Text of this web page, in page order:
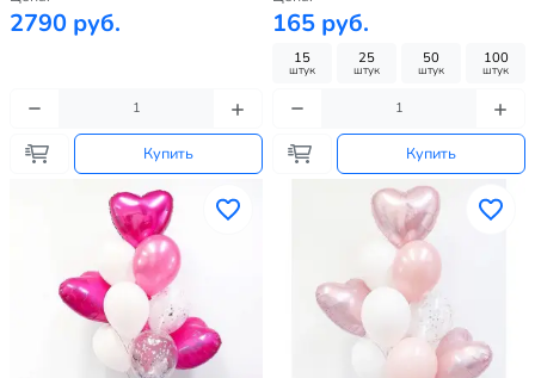
2790 руб.
Купить
165 руб.
15
штук
25
штук
50
штук
100
штук
Купить